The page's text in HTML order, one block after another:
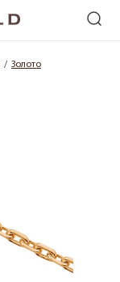
Золото